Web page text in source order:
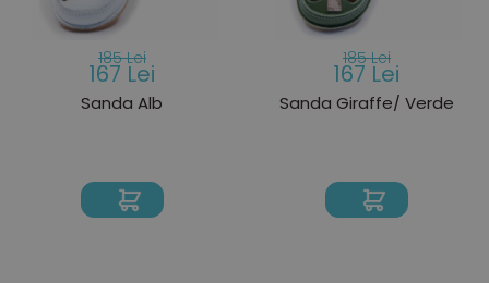
185 Lei
167 Lei
Sanda Alb
185 Lei
167 Lei
Sanda Giraffe/ Verde